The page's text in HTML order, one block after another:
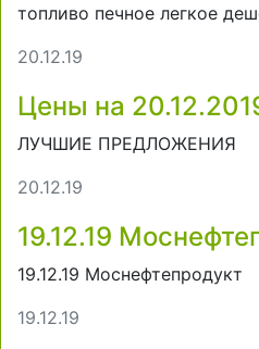
топливо печное легкое
20.12.19
Цены на
ЛУЧШИЕ ПРЕДЛОЖЕНИЯ
20.12.19
19.12.19
19.12.19 Моснефтепродукт
19.12.19